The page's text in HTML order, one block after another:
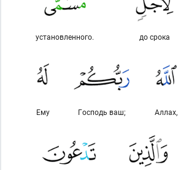
до срока
установленного.
Аллах,
Господь ваш;
Ему